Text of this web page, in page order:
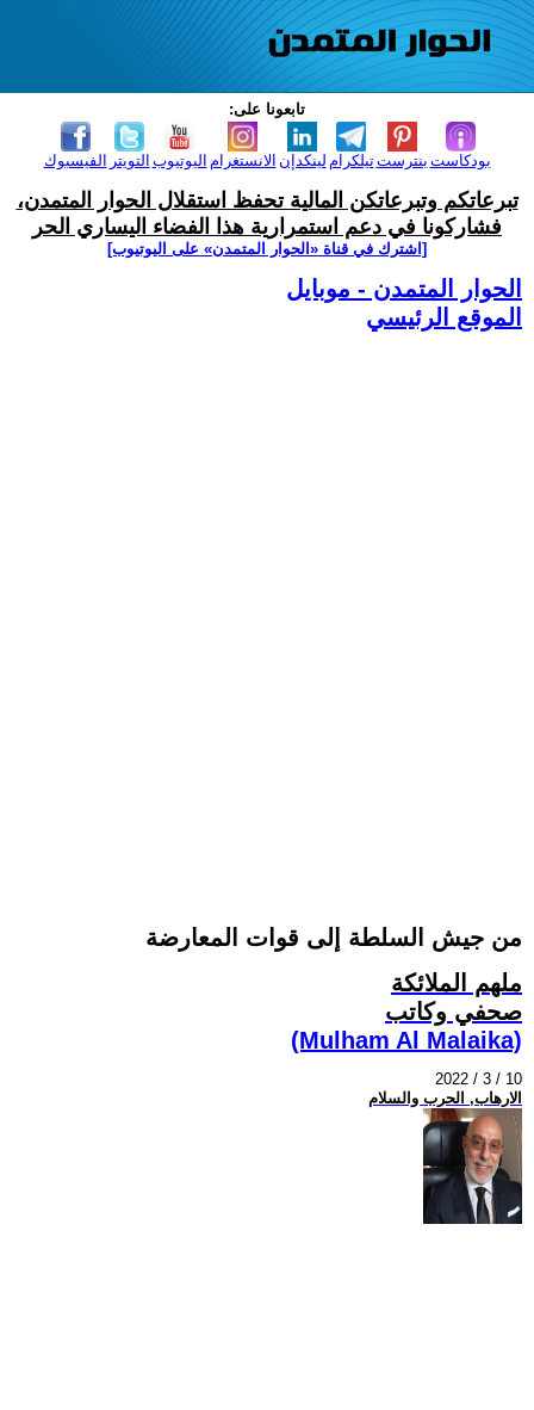
تابعونا على:
الفيسبوك التويتر اليوتيوب الانستغرام لينكدإن تيلكرامبنترست بودكاست
تبرعاتكم وتبرعاتكن المالية تحفظ استقلال الحوار المتمدن،
فشاركونا في دعم استمرارية هذا الفضاء اليساري الحر
[اشترك في قناة ‫«الحوار المتمدن» على اليوتيوب]
الحوار المتمدن - موبايل
الموقع الرئيسي
من جيش السلطة إلى قوات المعارضة
ملهم الملائكة
صحفي وكاتب
(Mulham Al Malaika)
2022 / 3 / 10
الارهاب, الحرب والسلام